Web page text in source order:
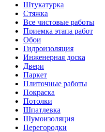
Штукатурка
Стяжка
Все чистовые работы
Приемка этапа работ
Обои
Гидроизоляция
Инженерная доска
Двери
Паркет
Плиточные работы
Покраска
Потолки
Шпатлевка
Шумоизоляция
Перегородки